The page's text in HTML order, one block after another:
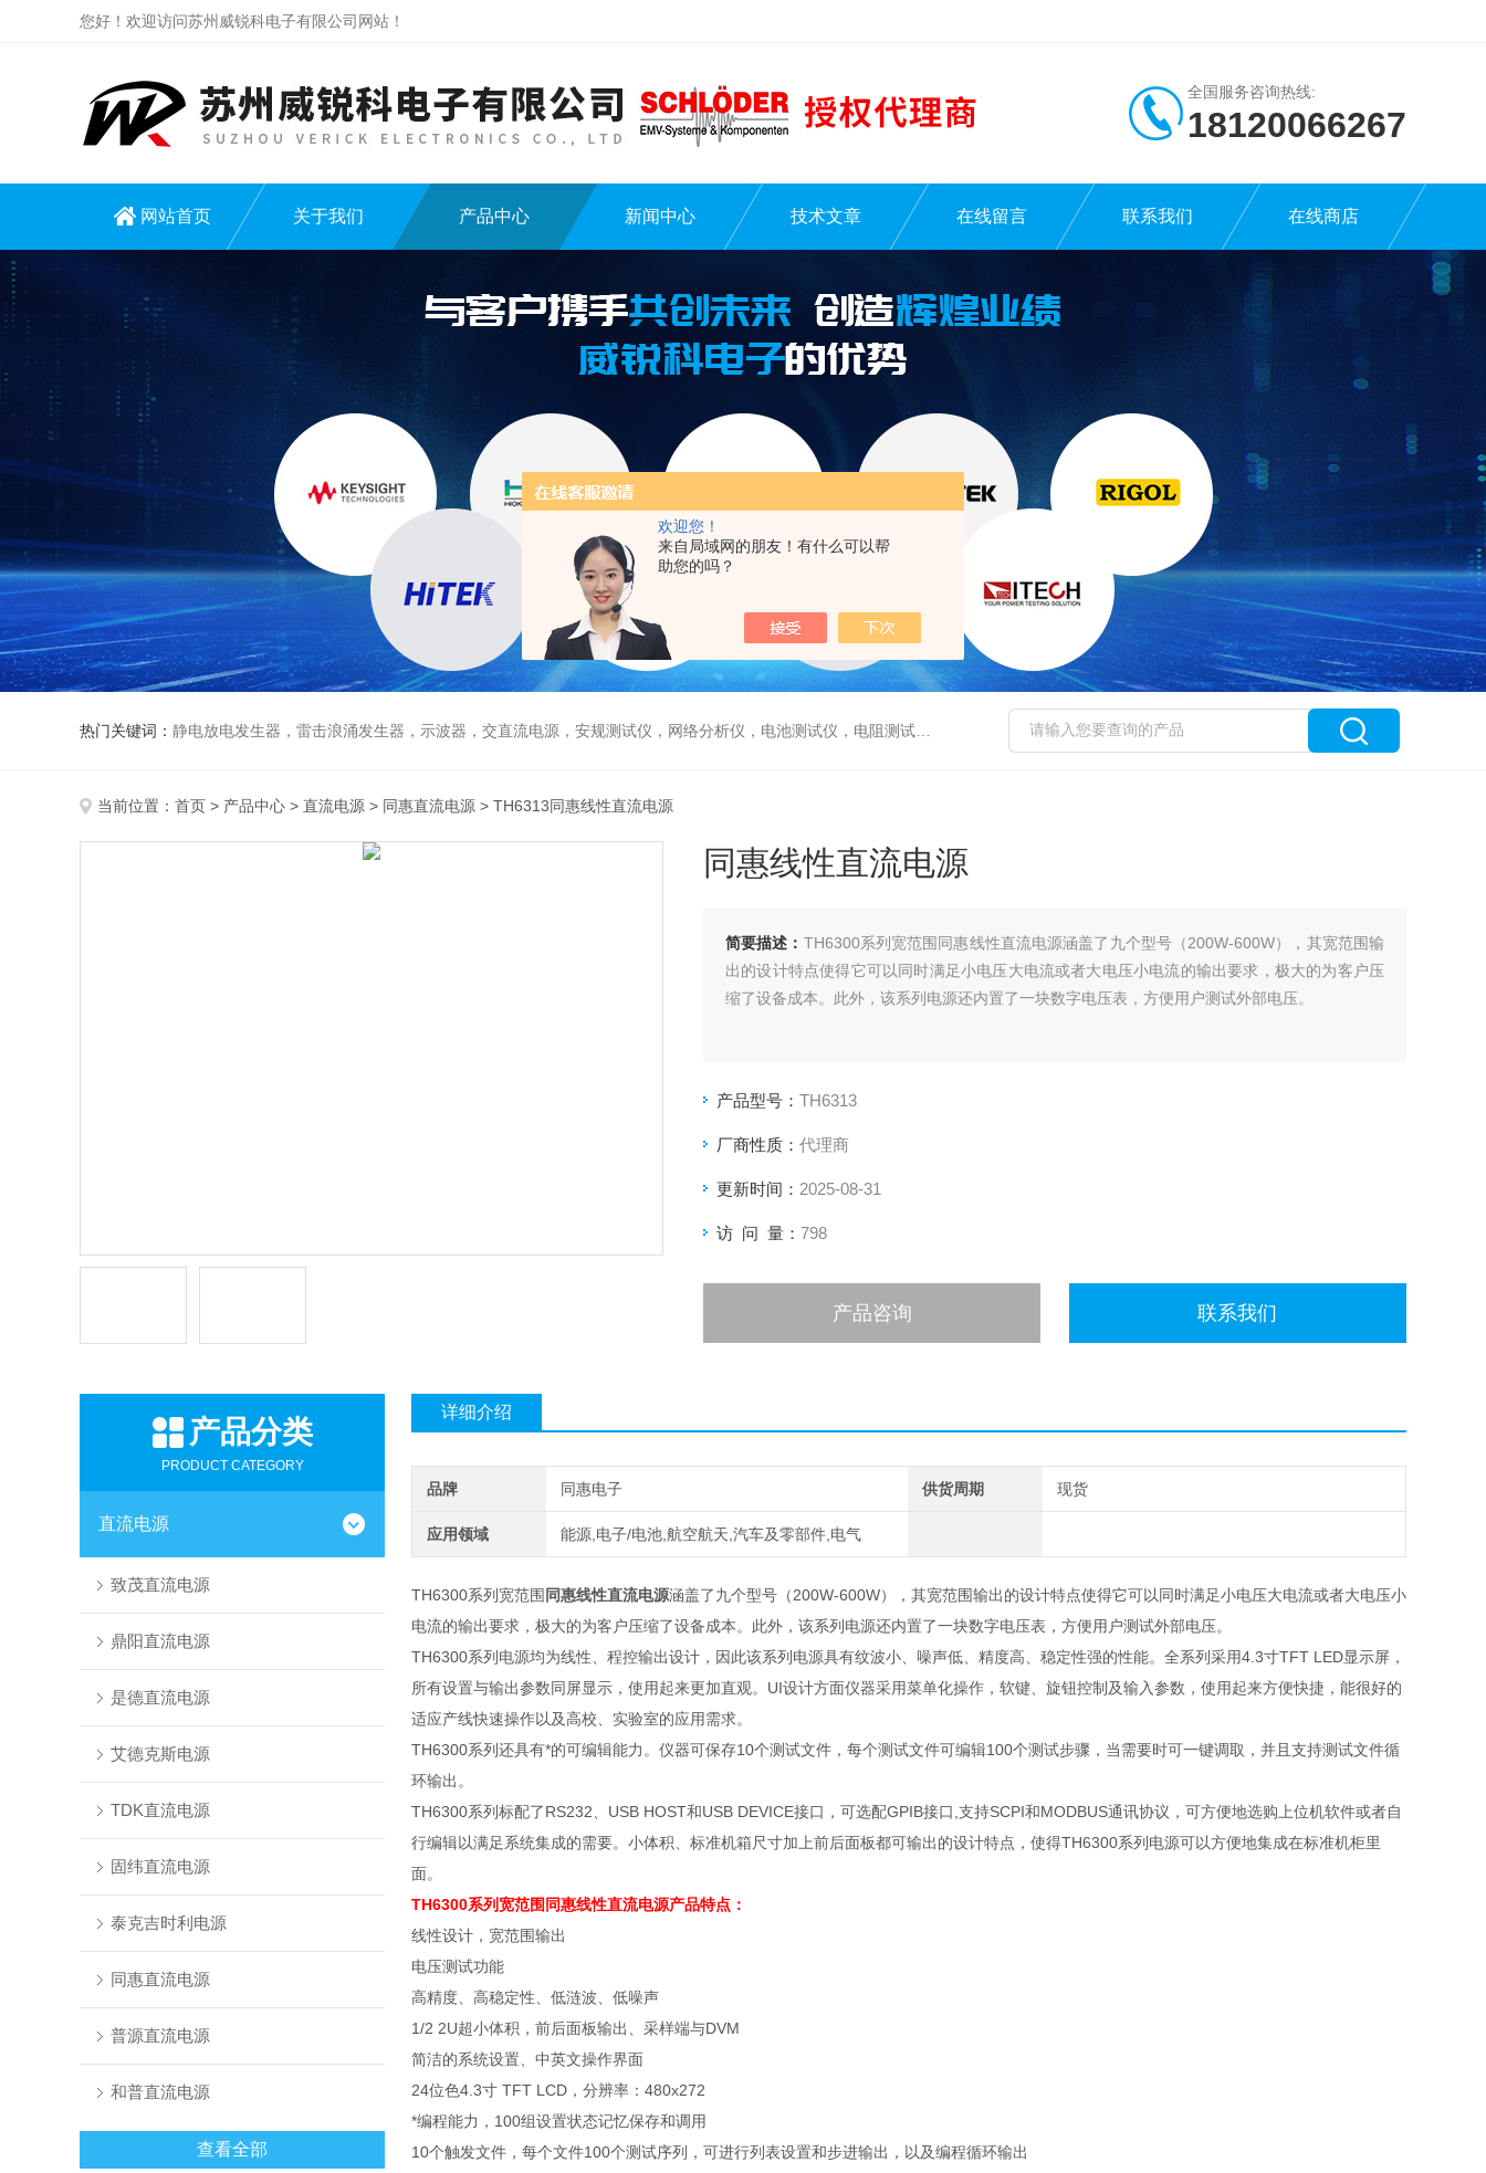
欢迎您！
来自局域网的朋友！有什么可以帮
助您的吗？
您好！欢迎访问苏州威锐科电子有限公司网站！
全国服务咨询热线:
18120066267
网站首页 关于我们 产品中心 新闻中心 技术文章 在线留言 联系我们 在线商店
热门关键词： 静电放电发生器，雷击浪涌发生器，示波器，交直流电源，安规测试仪，网络分析仪，电池测试仪，电阻测试仪，数据采集仪
当前位置： 首页 > 产品中心 > 直流电源 > 同惠直流电源 > TH6313同惠线性直流电源
同惠线性直流电源
简要描述： TH6300系列宽范围同惠线性直流电源涵盖了九个型号（200W-600W），其宽范围输
出的设计特点使得它可以同时满足小电压大电流或者大电压小电流的输出要求，极大的为客户压
缩了设备成本。此外，该系列电源还内置了一块数字电压表，方便用户测试外部电压。
产品型号： TH6313
厂商性质： 代理商
更新时间： 2025-08-31
访 问 量： 798
产品咨询 联系我们
产品分类
PRODUCT CATEGORY
直流电源
致茂直流电源
鼎阳直流电源
是德直流电源
艾德克斯电源
TDK直流电源
固纬直流电源
泰克吉时利电源
同惠直流电源
普源直流电源
和普直流电源
查看全部
详细介绍
品牌 同惠电子 供货周期 现货
应用领域 能源,电子/电池,航空航天,汽车及零部件,电气
TH6300系列宽范围 同惠线性直流电源涵盖了九个型号（200W-600W），其宽范围输出的设计特点使得它可以同时满足小电压大电流或者大电压小
电流的输出要求，极大的为客户压缩了设备成本。此外，该系列电源还内置了一块数字电压表，方便用户测试外部电压。
TH6300系列电源均为线性、程控输出设计，因此该系列电源具有纹波小、噪声低、精度高、稳定性强的性能。全系列采用4.3寸TFT LED显示屏，
所有设置与输出参数同屏显示，使用起来更加直观。 UI设计方面仪器采用菜单化操作，软键、旋钮控制及输入参数，使用起来方便快捷，能很好的
适应产线快速操作以及高校、实验室的应用需求。
TH6300系列还具有*的可编辑能力。仪器可保存10个测试文件，每个测试文件可编辑100个测试步骤，当需要时可一键调取，并且支持测试文件循
环输出。
TH6300系列标配了RS232 USB HOST和USB DEVICE接口，可选配GPIB接口 支持SCPI和MODBUS通讯协议，可方便地选购上位机软件或者自
行编辑以满足系统集成的需要。小体积、标准机箱尺寸加上前后面板都可输出的设计特点，使得TH6300系列电源可以方便地集成在标准机柜里
面。
TH6300系列宽范围 同惠线性直流电源产品特点：
线性设计，宽范围输出
电压测试功能
高精度、高稳定性、低涟波、低噪声
1/2 2U超小体积，前后面板输出、采样端与DVM
简洁的系统设置、中英文操作界面
24位色4.3寸 TFT LCD ，分辨率： 480x272
*编程能力， 100组设置状态记忆保存和调用
10个触发文件，每个文件100个测试序列，可进行列表设置和步进输出，以及编程循环输出